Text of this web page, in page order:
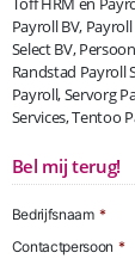
Payroll BV,
Select BV,
Randstad Payroll
Payroll, Servorg
Services, Tentoo
Bel mij terug!
Bedrijfsnaam *
Contactpersoon *